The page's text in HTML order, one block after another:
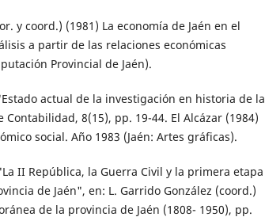
y coord.) (1981) La economía de Jaén en el
a partir de las relaciones económicas
Provincial de Jaén).
actual de la investigación en historia de la
8(15), pp. 19-44. El Alcázar (1984)
social. Año 1983 (Jaén: Artes gráficas).
II República, la Guerra Civil y la primera etapa
de Jaén", en: L. Garrido González (coord.)
de la provincia de Jaén (1808- 1950), pp.